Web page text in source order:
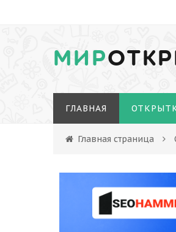
МИР
ГЛАВНАЯ
Главная страница